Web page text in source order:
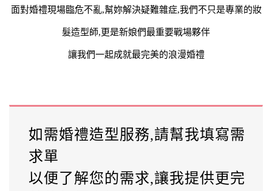
面對婚禮現場臨危不亂,幫妳解決疑難雜症,我們不只是專業的妝
髮造型師,更是新娘們最重要戰場夥伴
讓我們一起成就最完美的浪漫婚禮
如需婚禮造型服務,請幫我填寫需
求單
以便了解您的需求,讓我提供更完